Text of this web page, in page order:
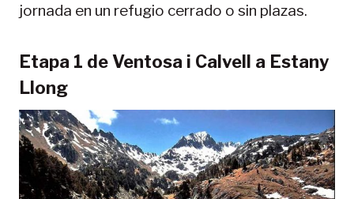
jornada en un refugio cerrado o sin plazas.
Etapa 1 de Ventosa i Calvell a Estany
Llong